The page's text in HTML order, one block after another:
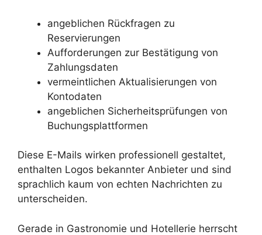
angeblichen Rückfragen zu
Reservierungen
Aufforderungen zur Bestätigung von
Zahlungsdaten
vermeintlichen Aktualisierungen von
Kontodaten
angeblichen Sicherheitsprüfungen von
Buchungsplattformen
Diese E-Mails wirken professionell gestaltet,
enthalten Logos bekannter Anbieter und sind
sprachlich kaum von echten Nachrichten zu
unterscheiden.
Gerade in Gastronomie und Hotellerie herrscht